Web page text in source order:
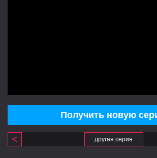
Получить новую
другая серия